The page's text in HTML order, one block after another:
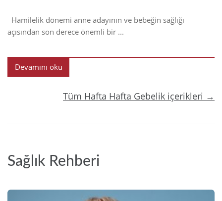
Hamilelik dönemi anne adayının ve bebeğin sağlığı
açısından son derece önemli bir ...
Devamını oku
Tüm Hafta Hafta Gebelik içerikleri →
Sağlık Rehberi